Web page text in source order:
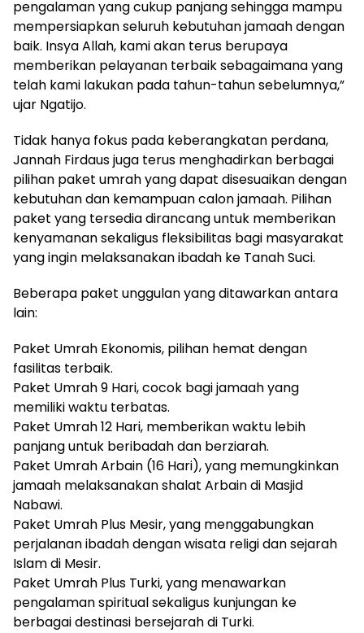
pengalaman yang cukup panjang sehingga mampu
mempersiapkan seluruh kebutuhan jamaah dengan
baik. Insya Allah, kami akan terus berupaya
memberikan pelayanan terbaik sebagaimana yang
telah kami lakukan pada tahun-tahun sebelumnya,”
ujar Ngatijo.
Tidak hanya fokus pada keberangkatan perdana,
Jannah Firdaus juga terus menghadirkan berbagai
pilihan paket umrah yang dapat disesuaikan dengan
kebutuhan dan kemampuan calon jamaah. Pilihan
paket yang tersedia dirancang untuk memberikan
kenyamanan sekaligus fleksibilitas bagi masyarakat
yang ingin melaksanakan ibadah ke Tanah Suci.
Beberapa paket unggulan yang ditawarkan antara
lain:
Paket Umrah Ekonomis, pilihan hemat dengan
fasilitas terbaik.
Paket Umrah 9 Hari, cocok bagi jamaah yang
memiliki waktu terbatas.
Paket Umrah 12 Hari, memberikan waktu lebih
panjang untuk beribadah dan berziarah.
Paket Umrah Arbain (16 Hari), yang memungkinkan
jamaah melaksanakan shalat Arbain di Masjid
Nabawi.
Paket Umrah Plus Mesir, yang menggabungkan
perjalanan ibadah dengan wisata religi dan sejarah
Islam di Mesir.
Paket Umrah Plus Turki, yang menawarkan
pengalaman spiritual sekaligus kunjungan ke
berbagai destinasi bersejarah di Turki.